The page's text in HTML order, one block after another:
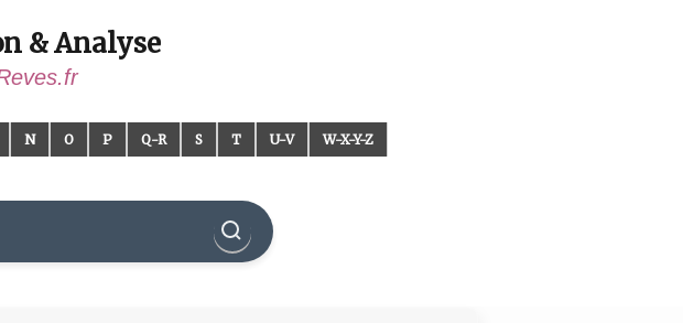
& Analyse
N O P Q-R S T U-V W-X-Y-Z